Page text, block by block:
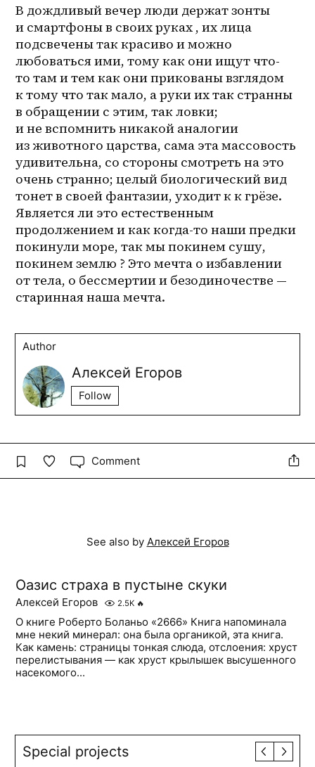
В дождливый вечер люди держат зонты
и смартфоны в своих руках , их лица
подсвечены так красиво и можно
любоваться ими, тому как они ищут что-
то там и тем как они прикованы взглядом
к тому что так мало, а руки их так странны
в обращении с этим, так ловки;
и не вспомнить никакой аналогии
из животного царства, сама эта массовость
удивительна, со стороны смотреть на это
очень странно; целый биологический вид
тонет в своей фантазии, уходит к к грёзе.
Является ли это естественным
продолжением и как когда-то наши предки
покинули море, так мы покинем сушу,
покинем землю ? Это мечта о избавлении
от тела, о бессмертии и безодиночестве —
старинная наша мечта.
Author
Алексей Егоров
Follow
Comment
See also by Алексей Егоров
Оазис страха в пустыне скуки
Алексей Егоров 2.5K 🔥
О книге Роберто Боланьо «2666» Книга напоминала
мне некий минерал: она была органикой, эта книга.
Как камень: страницы тонкая слюда, отслоения: хруст
перелистывания — как хруст крылышек высушенного
насекомого...
Special projects